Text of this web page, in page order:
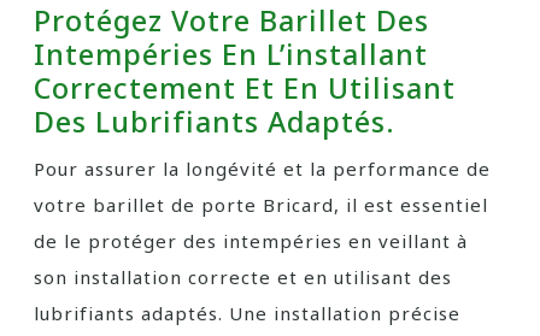
Protégez Votre Barillet Des
Intempéries En L’installant
Correctement Et En Utilisant
Des Lubrifiants Adaptés.
Pour assurer la longévité et la performance de
votre barillet de porte Bricard, il est essentiel
de le protéger des intempéries en veillant à
son installation correcte et en utilisant des
lubrifiants adaptés. Une installation précise